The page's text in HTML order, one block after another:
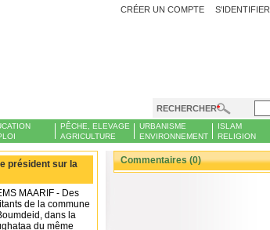
CRÉER UN COMPTE S'IDENTIFIER
RECHERCHER
PÊCHE, ELEVAGE
AGRICULTURE
URBANISME
ENVIRONNEMENT
ISLAM
RELIGION
président sur la
MAARIF - Des
de la commune
dans la
du même
Commentaires (0)